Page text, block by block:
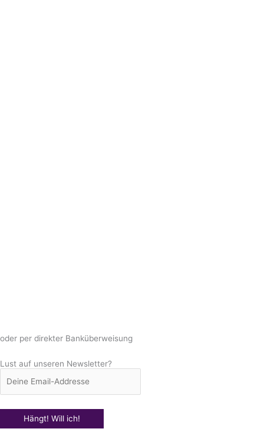
oder per direkter Banküberweisung
Lust auf unseren Newsletter?